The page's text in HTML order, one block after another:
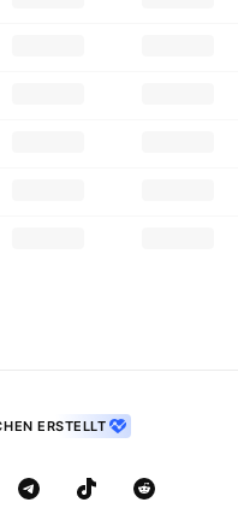
ERSTELLT